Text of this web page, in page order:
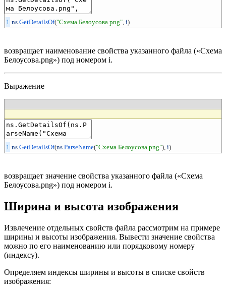
1 ns GetDetailsOf("Схема Белоусова.png" i)
возвращает наименование свойства указанного файла («Схема
Белоусова.png») под номером i.
Выражение
1 ns.GetDetailsOf(ns.ParseName("Схема Белоусова.png"), i)
возвращает значение свойства указанного файла («Схема
Белоусова.png») под номером i.
Ширина и высота изображения
Извлечение отдельных свойств файла рассмотрим на примере
ширины и высоты изображения. Вывести значение свойства
можно по его наименованию или порядковому номеру
(индексу).
Определяем индексы ширины и высоты в списке свойств
изображения: